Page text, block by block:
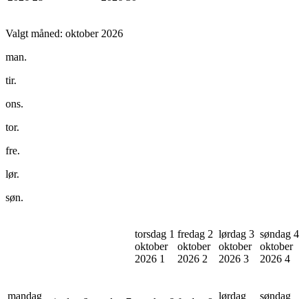
Valgt måned: oktober 2026
man.
tir.
ons.
tor.
fre.
lør.
søn.
torsdag 1
oktober
2026 1
fredag 2
oktober
2026 2
lørdag 3
oktober
2026 3
søndag 4
oktober
2026 4
mandag
lørdag
søndag